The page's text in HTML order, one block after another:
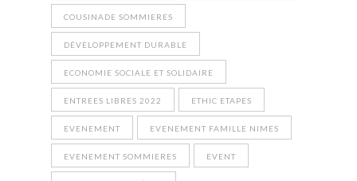
COUSINADE SOMMIERES
DÉVELOPPEMENT DURABLE
ECONOMIE SOCIALE ET SOLIDAIRE
ENTREES LIBRES 2022 ETHIC ETAPES
EVENEMENT EVENEMENT FAMILLE NIMES
EVENEMENT SOMMIERES EVENT